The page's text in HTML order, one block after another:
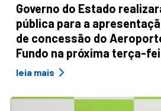
Governo do Estado
pública para a
de concessão do
Fundo na próxima terça-
leia mais